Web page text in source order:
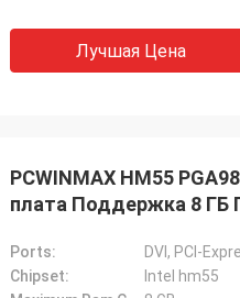
Лучшая Цена
PCWINMAX HM55
плата Поддержка 8 ГБ
Ports:
DVI, PCI-
Chipset:
Intel hm55